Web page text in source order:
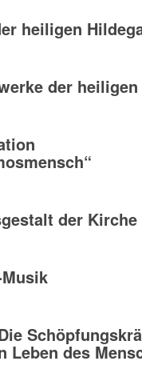
heiligen
der
der Kirche
Leben des